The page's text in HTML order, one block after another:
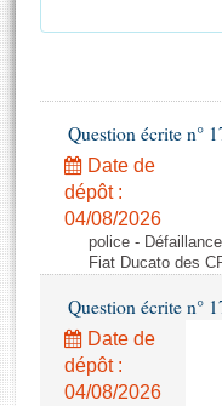
Projets de loi
Propositions de loi
Amendements
Textes adoptés
Rapports législatifs
Rapports sur
Documents de
( Constitution |
Histoire
Juniors
Anciennes
Contacts et plan
Photos libres de
Question écrite n°
Date de
dépôt :
04/08/2026
police -
Fiat Ducato des
Question écrite n°
Date de
dépôt :
04/08/2026